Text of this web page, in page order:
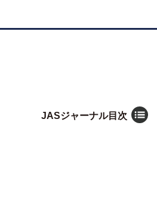
JASジャーナル目次